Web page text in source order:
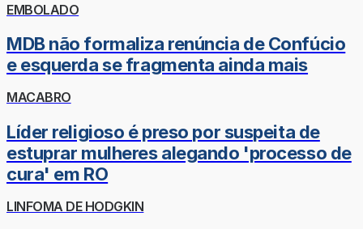
EMBOLADO
MDB não formaliza renúncia de Confúcio
e esquerda se fragmenta ainda mais
MACABRO
Líder religioso é preso por suspeita de
estuprar mulheres alegando 'processo de
cura' em RO
LINFOMA DE HODGKIN